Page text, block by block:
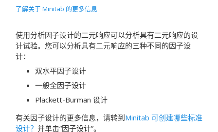
了解关于 Minitab 的更多信息
使用分析因子设计的二元响应可以分析具有二元响应的设
计试验。您可以分析具有二元响应的三种不同的因子设
计：
双水平因子设计
一般全因子设计
Plackett-Burman 设计
有关因子设计的更多信息，请转到Minitab 可创建哪些标准
设计？ 并单击“因子设计”。